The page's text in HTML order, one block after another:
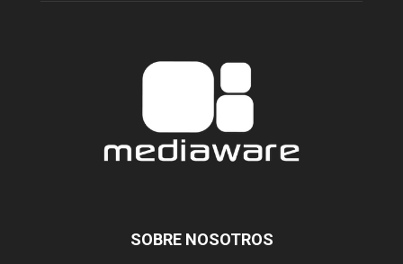
SOBRE NOSOTROS